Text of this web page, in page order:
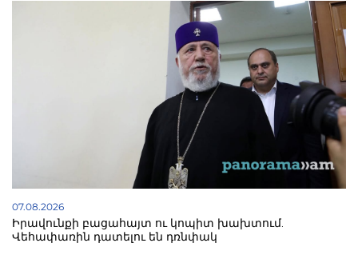
07.08.2026
Իրավունքի բացահայտ ու կոպիտ խախտում.
Վեհափառին դատելու են դռնփակ